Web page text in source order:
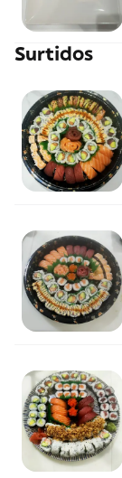
Surtidos